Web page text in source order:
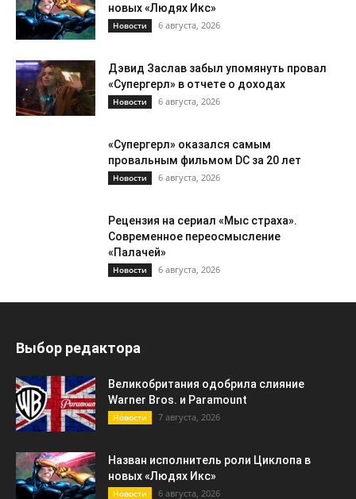
новых «Людях Икс»
Новости 6 августа, 2026
Дэвид Заслав забыл упомянуть провал
«Супергерл» в отчете о доходах
Новости 6 августа, 2026
«Супергерл» оказался самым
провальным фильмом DC за 20 лет
Новости 6 августа, 2026
Рецензия на сериал «Мыс страха».
Современное переосмысление
«Палачей»
Новости 6 августа, 2026
Выбор редактора
Великобритания одобрила слияние
Warner Bros. и Paramount
Новости 7 августа, 2026
Назван исполнитель роли Циклопа в
новых «Людях Икс»
Новости 6 августа, 2026